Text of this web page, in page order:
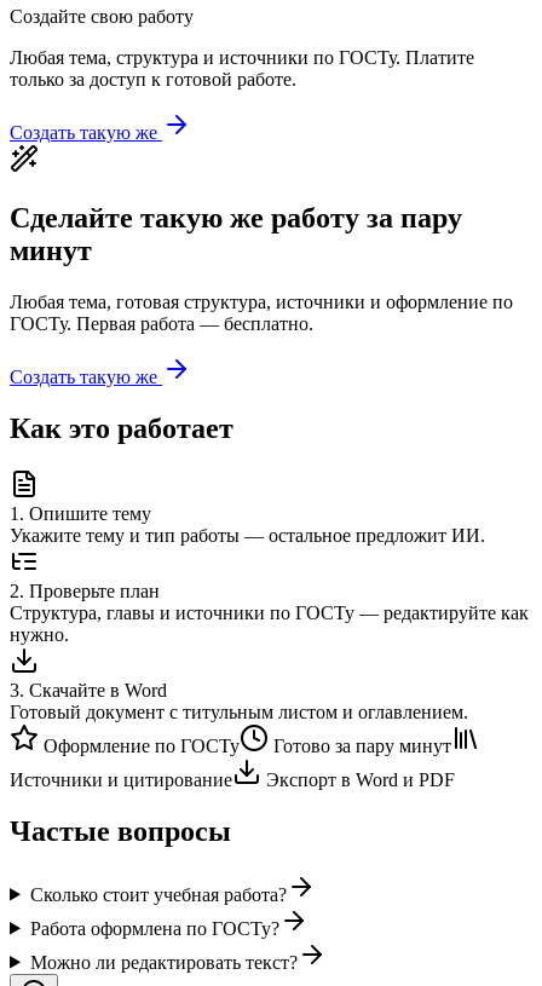
Создайте свою работу
Любая тема, структура и источники по ГОСТу. Платите
только за доступ к готовой работе.
Создать такую же
Сделайте такую же работу за пару
минут
Любая тема, готовая структура, источники и оформление по
ГОСТу. Первая работа — бесплатно.
Создать такую же
Как это работает
1 . Опишите тему
Укажите тему и тип работы — остальное предложит ИИ.
2. Проверьте план
Структура, главы и источники по ГОСТу — редактируйте как
нужно.
3. Скачайте в Word
Готовый документ с титульным листом и оглавлением.
Оформление по ГОСТу
Готово за пару минут
Источники и цитирование
Экспорт в Word и PDF
Частые вопросы
Сколько стоит учебная работа?
Работа оформлена по ГОСТу?
Можно ли редактировать текст?